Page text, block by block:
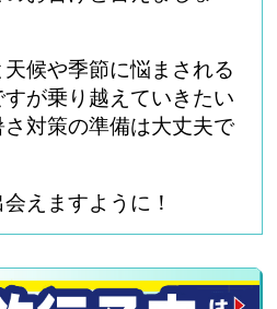
候や季節に悩まされる
が乗り越えていきたい
対策の準備は大丈夫で
えますように！